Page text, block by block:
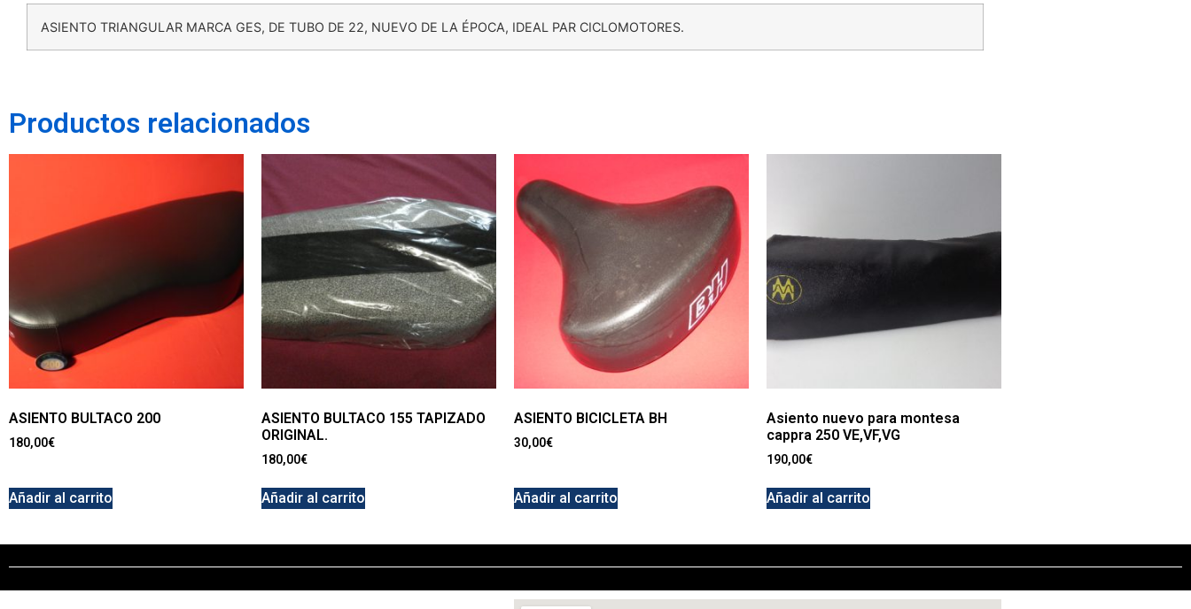
ASIENTO TRIANGULAR MARCA GES, DE TUBO DE 22, NUEVO DE LA ÉPOCA, IDEAL PAR CICLOMOTORES.
Productos relacionados
ASIENTO BULTACO 200
180,00€
Añadir al carrito
ASIENTO BULTACO 155 TAPIZADO
ORIGINAL.
180,00€
Añadir al carrito
ASIENTO BICICLETA BH
30,00€
Añadir al carrito
Asiento nuevo para montesa
cappra 250 VE,VF,VG
190,00€
Añadir al carrito